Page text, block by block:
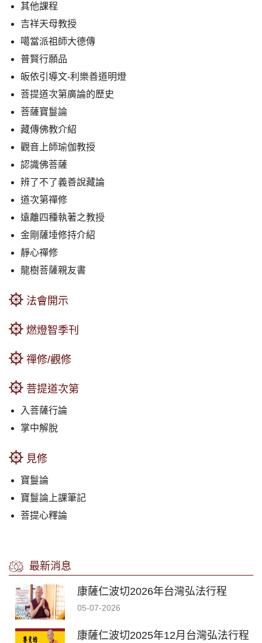
其他課程
吉祥天母教授
噶當派祖師大德傳
普賢行願品
皈依引導文-利樂善道明燈
菩提道次第廣論的歷史
菩薩寶鬘論
藏傳佛教介紹
觀音上師瑜伽教授
認識佛菩薩
辨了不了義善說藏論
道次第禪修
遠離四種執著之教授
金剛薩埵修持介紹
靜心禪修
龍樹菩薩親友書
法會開示
燃燈智季刊
禪修/觀修
菩提道次第
入菩薩行論
掌中解脫
見修
寶鬘論
寶鬘論上課筆記
菩提心釋論
最新消息
康薩仁波切2026年台灣弘法行程
05-07-2026
康薩仁波切2025年12月台灣弘法行程